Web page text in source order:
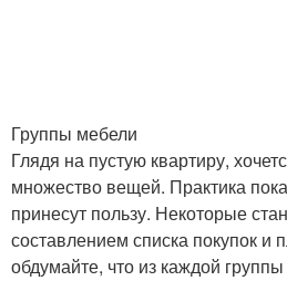
Группы мебели
Глядя на пустую квартиру,
множество вещей. Практика
принесут пользу. Некоторые
составлением списка покупок и
обдумайте, что из каждой